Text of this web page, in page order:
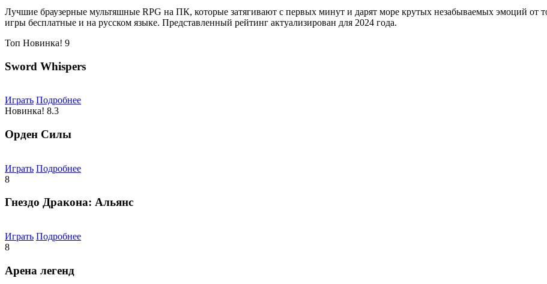
Лучшие браузерные мультяшные RPG на ПК, которые затягивают с первых минут и дарят море крутых незабываемых эмоций от
игры бесплатные и на русском языке. Представленный рейтинг актуализирован для 2024 года.
Топ Новинка! 9
Sword Whispers
Играть Подробнее
Новинка! 8.3
Орден Силы
Играть Подробнее
8
Гнездо Дракона: Альянс
Играть Подробнее
8
Арена легенд